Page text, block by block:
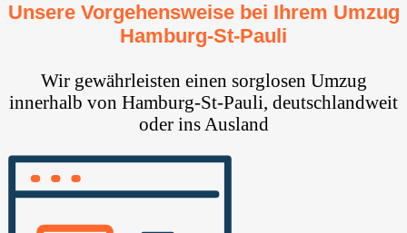
Unsere Vorgehensweise bei Ihrem Umzug
Hamburg-St-Pauli
Wir gewährleisten einen sorglosen Umzug
innerhalb von Hamburg-St-Pauli, deutschlandweit
oder ins Ausland